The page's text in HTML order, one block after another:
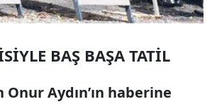
BAŞ BAŞA TATİL
Aydın’ın haberine